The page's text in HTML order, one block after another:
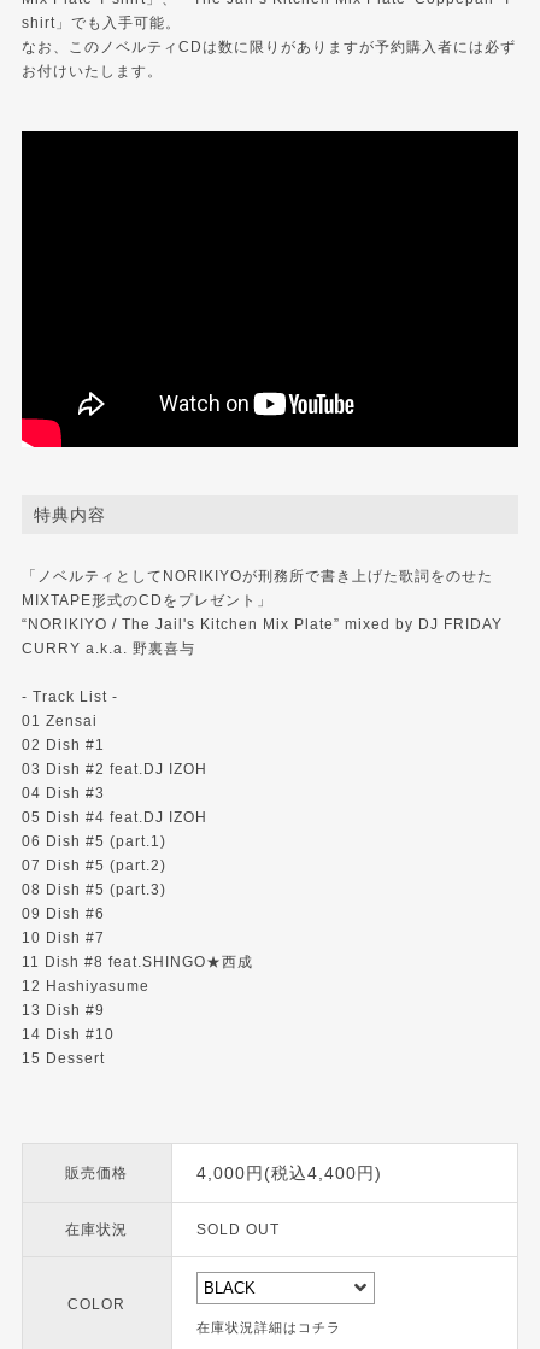
shirt」でも入手可能。
なお、このノベルティCDは数に限りがありますが予約購入者には必ず
お付けいたします。
特典内容
「ノベルティとしてNORIKIYOが刑務所で書き上げた歌詞をのせた
MIXTAPE形式のCDをプレゼント」
“NORIKIYO / The Jail's Kitchen Mix Plate” mixed by DJ FRIDAY
CURRY a.k.a. 野裏喜与
- Track List -
01 Zensai
02 Dish #1
03 Dish #2 feat.DJ IZOH
04 Dish #3
05 Dish #4 feat.DJ IZOH
06 Dish #5 (part.1)
07 Dish #5 (part.2)
08 Dish #5 (part.3)
09 Dish #6
10 Dish #7
11 Dish #8 feat.SHINGO★西成
12 Hashiyasume
13 Dish #9
14 Dish #10
15 Dessert
販売価格 4,000円(税込4,400円)
在庫状況 SOLD OUT
COLOR
在庫状況詳細はコチラ